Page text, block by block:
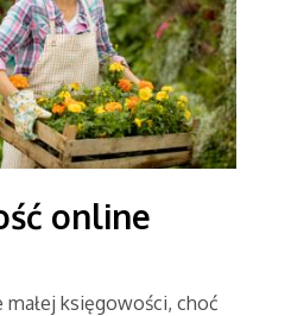
online
księgowości, choć